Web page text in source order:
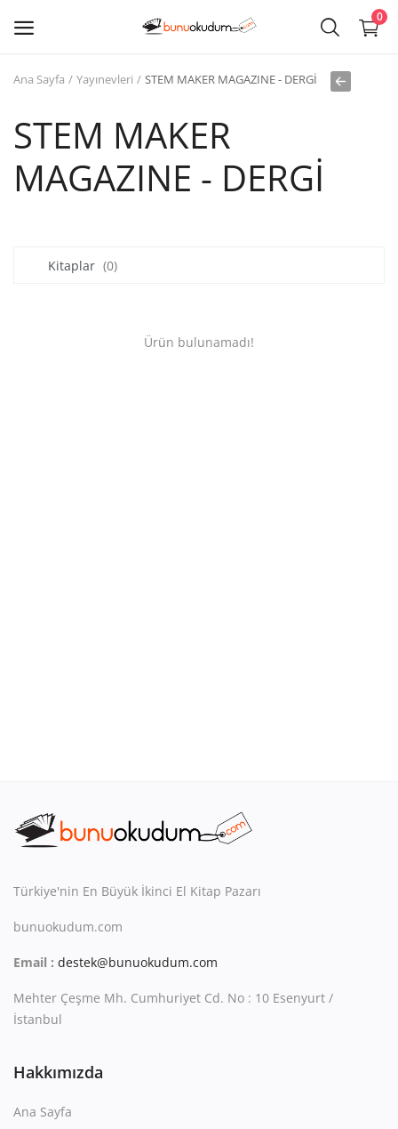
0
Giriş
Destek Merkezi
Mağazalar
Blog
İletişim
TRY (₺)
Ana Sayfa Yayınevleri STEM MAKER MAGAZINE - DERGİ
STEM MAKER
MAGAZINE - DERGİ
Kitaplar (0)
Ürün bulunamadı!
Türkiye'nin En Büyük İkinci El Kitap Pazarı
bunuokudum.com
Email : destek@bunuokudum.com
Mehter Çeşme Mh. Cumhuriyet Cd. No : 10 Esenyurt /
İstanbul
Hakkımızda
Ana Sayfa